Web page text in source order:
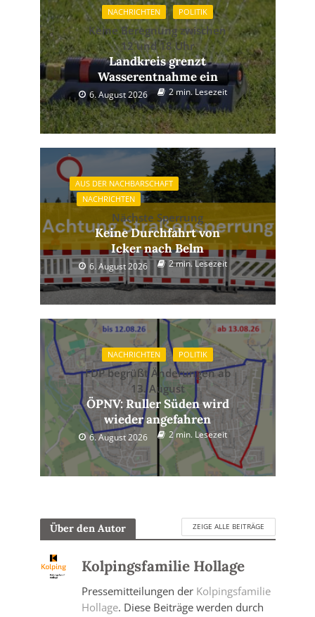
NACHRICHTEN POLITIK
Keine Beregnung zwischen
12 und 18 Uhr
Landkreis grenzt
Wasserentnahme ein
6. August 2026 2 min. Lesezeit
AUS DER NACHBARSCHAFT
NACHRICHTEN
Nächste Sperrung
Keine Durchfahrt von
Icker nach Belm
6. August 2026 2 min. Lesezeit
NACHRICHTEN POLITIK
FDP begrüßt Änderungen ab
13. August
ÖPNV: Ruller Süden wird
wieder angefahren
6. August 2026 2 min. Lesezeit
Über den Autor ZEIGE ALLE BEITRÄGE
Kolpingsfamilie Hollage
Pressemitteilungen der Kolpingsfamilie
Hollage. Diese Beiträge werden durch